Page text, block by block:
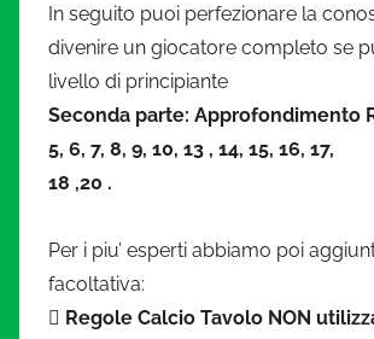
In seguito puoi perfezionare la
divenire un giocatore completo se
livello di principiante
Seconda parte: Approfondimento
5, 6, 7, 8, 9, 10, 13 , 14, 15, 16, 17,
18 ,20 .
Per i piu’ esperti abbiamo poi
facoltativa:
 Regole Calcio Tavolo NON